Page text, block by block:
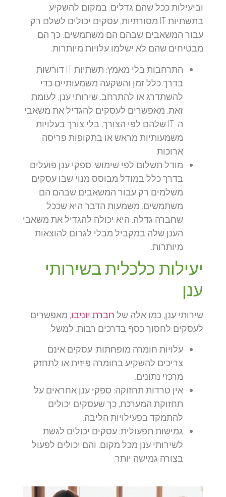
וביעילות ככל שהם גדלים. במקום להשקיע
בתשתיות IT מסורתיות, עסקים יכולים לשלם רק
עבור המשאבים שבהם הם משתמשים, כך הם
מבטיחים שהם לא ישלמו עלויות מיותרות.
התרחבות בלי מאמץ:
תשתיות IT דורשות
בדרך כלל זמן והשקעה משמעותיים כדי
להשתדרג או להתרחב. שירותי ענן, לעומת
זאת, מאפשרים לעסקים להגדיל את משאבי
ה-IT שלהם לפי הצורך, בלי צורך בעלויות
משמעותיות מראש או בתקופות פריסה
ארוכות.
מודל תשלום לפי שימוש:ספקי ענן פועלים
בדרך כלל במודל מבוסס מנוי שבו עסקים
משלמים רק עבור המשאבים שבהם הם
משתמשים. משמעות הדבר היא שככל
שחברה גדלה, היא יכולה להגדיל את משאבי
הענן שלה במקביל מבלי לגרום להוצאות
מיותרות.
יעילות כלכלית בשירותי
ענן
שירותי ענן, כמו אלה שלחברת יוניבו, מאפשרים
לעסקים לחסוך כסף בדרכים רבות, למשל:
עלויות חומרה מופחתות:עסקים אינם
צריכים להשקיע בחומרה פיזית או לתחזק
מרכזי נתונים.
אין טרדות תחזוקה:ספקי ענן אחראים על
תחזוקת המערכת, כך שעסקים יכולים
להתמקד בפעילויות הליבה.
גמישות תפעולית:עסקים יכולים לגשת
לשירותי ענן מכל מקום, והם יכולים לפעול
בצורה גמישה יותר.